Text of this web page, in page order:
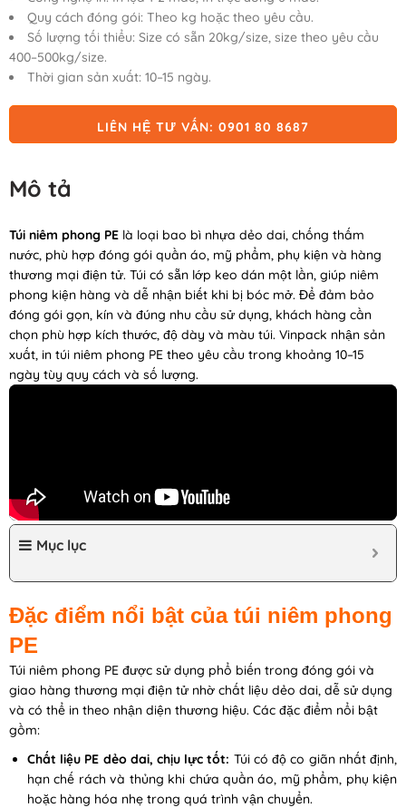
Quy cách đóng gói: Theo kg hoặc theo yêu cầu.
Số lượng tối thiểu: Size có sẵn 20kg/size, size theo yêu cầu
400–500kg/size.
Thời gian sản xuất: 10–15 ngày.
LIÊN HỆ TƯ VẤN: 0901 80 8687
Mô tả
Túi niêm phong PE là loại bao bì nhựa dẻo dai, chống thấm
nước, phù hợp đóng gói quần áo, mỹ phẩm, phụ kiện và hàng
thương mại điện tử. Túi có sẵn lớp keo dán một lần, giúp niêm
phong kiện hàng và dễ nhận biết khi bị bóc mở. Để đảm bảo
đóng gói gọn, kín và đúng nhu cầu sử dụng, khách hàng cần
chọn phù hợp kích thước, độ dày và màu túi. Vinpack nhận sản
xuất, in túi niêm phong PE theo yêu cầu trong khoảng 10–15
ngày tùy quy cách và số lượng.
Mục lục
Đặc điểm nổi bật của túi niêm phong
PE
Túi niêm phong PE được sử dụng phổ biến trong đóng gói và
giao hàng thương mại điện tử nhờ chất liệu dẻo dai, dễ sử dụng
và có thể in theo nhận diện thương hiệu. Các đặc điểm nổi bật
gồm:
Chất liệu PE dẻo dai, chịu lực tốt: Túi có độ co giãn nhất định,
hạn chế rách và thủng khi chứa quần áo, mỹ phẩm, phụ kiện
hoặc hàng hóa nhẹ trong quá trình vận chuyển.